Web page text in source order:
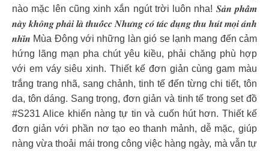
nào mặc lên cũng xinh xắn ngút trời luôn nha! 𝑺𝒂̉𝒏 𝒑𝒉𝒂̂̉𝒎
𝒏𝒂̀𝒚 𝒌𝒉𝒐̂𝒏𝒈 𝒑𝒉𝒂̉𝒊 𝒍𝒂̀ 𝒕𝒉𝒖𝒐̂́𝒄𝒄 𝑵𝒉𝒖̛𝒏𝒈 𝒄𝒐́ 𝒕𝒂́𝒄 𝒅𝒖̣𝒏𝒈 𝒕𝒉𝒖 𝒉𝒖́𝒕 𝒎𝒐̣𝒊 𝒂́𝒏𝒉
𝒏𝒉𝒊̀𝒏 Mùa Đông với những làn gió se lạnh mang đến cảm
hứng lãng mạn pha chút yêu kiều, phải chăng phù hợp
với em váy siêu xinh. Thiết kế đơn giản cùng gam màu
trắng trang nhã, sang chảnh, tinh tế đến từng chi tiết, tôn
da, tôn dáng. Sang trọng, đơn giản và tinh tế trong set đồ
#S231 Alice khiến nàng tự tin và cuốn hút hơn. Thiết kế
đơn giản với phần nơ tạo eo thanh mảnh, dễ mặc, giúp
nàng vừa thoải mái trong công việc hàng ngày, mà vẫn tự